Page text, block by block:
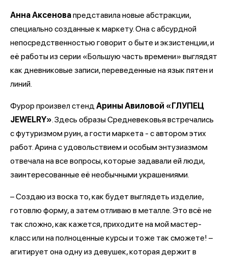
Анна Аксеновапредставила новые абстракции,
специально созданные к маркету. Она с абсурдной
непосредственностью говорит о быте и экзистенции, и
её работы из серии «Большую часть времени» выглядят
как дневниковые записи, переведенные на язык пятен и
линий.
Фурор произвел стендАрины Авиловой «ГЛУПЕЦ
JEWELRY». Здесь образы Средневековья встречались
с футуризмом руин, а гости маркета - с автором этих
работ. Арина с удовольствием и особым энтузиазмом
отвечала на все вопросы, которые задавали ей люди,
заинтересованные её необычными украшениями.
– Создаю из воска то, как будет выглядеть изделие,
готовлю форму, а затем отливаю в металле. Это всё не
так сложно, как кажется, приходите на мой мастер-
класс или на полноценные курсы и тоже так сможете! –
агитирует она одну из девушек, которая держит в